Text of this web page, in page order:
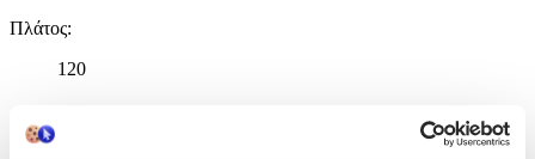
Πλάτος:
120
Μήκος